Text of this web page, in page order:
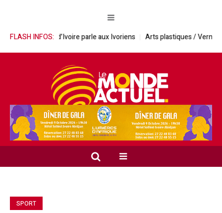
FLASH INFOS:
la Côte d’Ivoire parle aux Ivoriens Arts plastiques / Vernissage de
SPORT